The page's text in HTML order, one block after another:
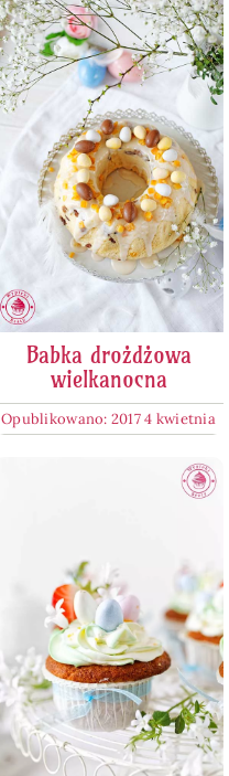
Babka drożdżowa
wielkanocna
Opublikowano: 2017 4 kwietnia